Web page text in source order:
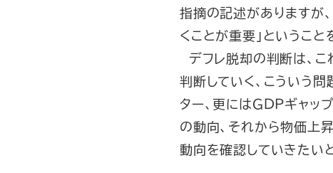
指摘の記述がありますが
くことが重要」というこ
デフレ脱却の判断は、
判断していく、こういう
ター、更にはＧＤＰギャッ
の動向、それから物価上
動向を確認していきたい